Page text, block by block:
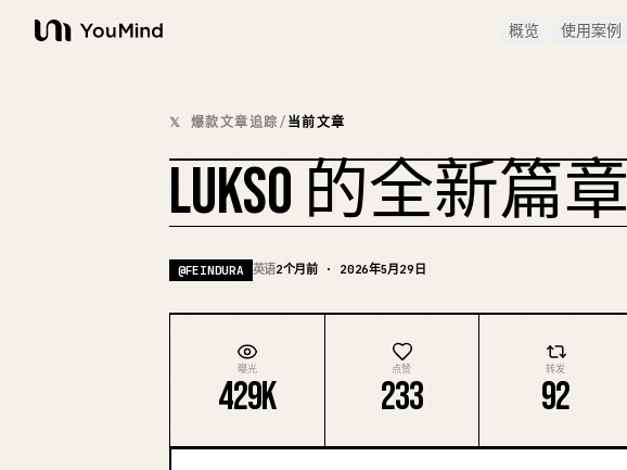
YouMind
概览 使用案例
𝕏 爆款文章追踪/当前文章
LUKSO 的全新篇章
@FEINDURA 英语2个月前 · 2026年5月29日
曝光
429K
点赞
233
转发
92